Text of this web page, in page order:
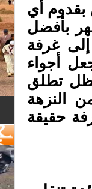
أي
بأفضل
غرفة
أجواء
تطلق
النزهة
حقيقة